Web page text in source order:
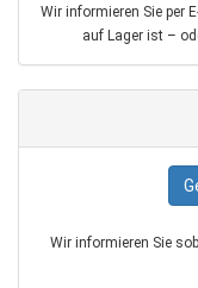
Wir informieren Sie per
auf Lager ist –
Wir informieren Sie